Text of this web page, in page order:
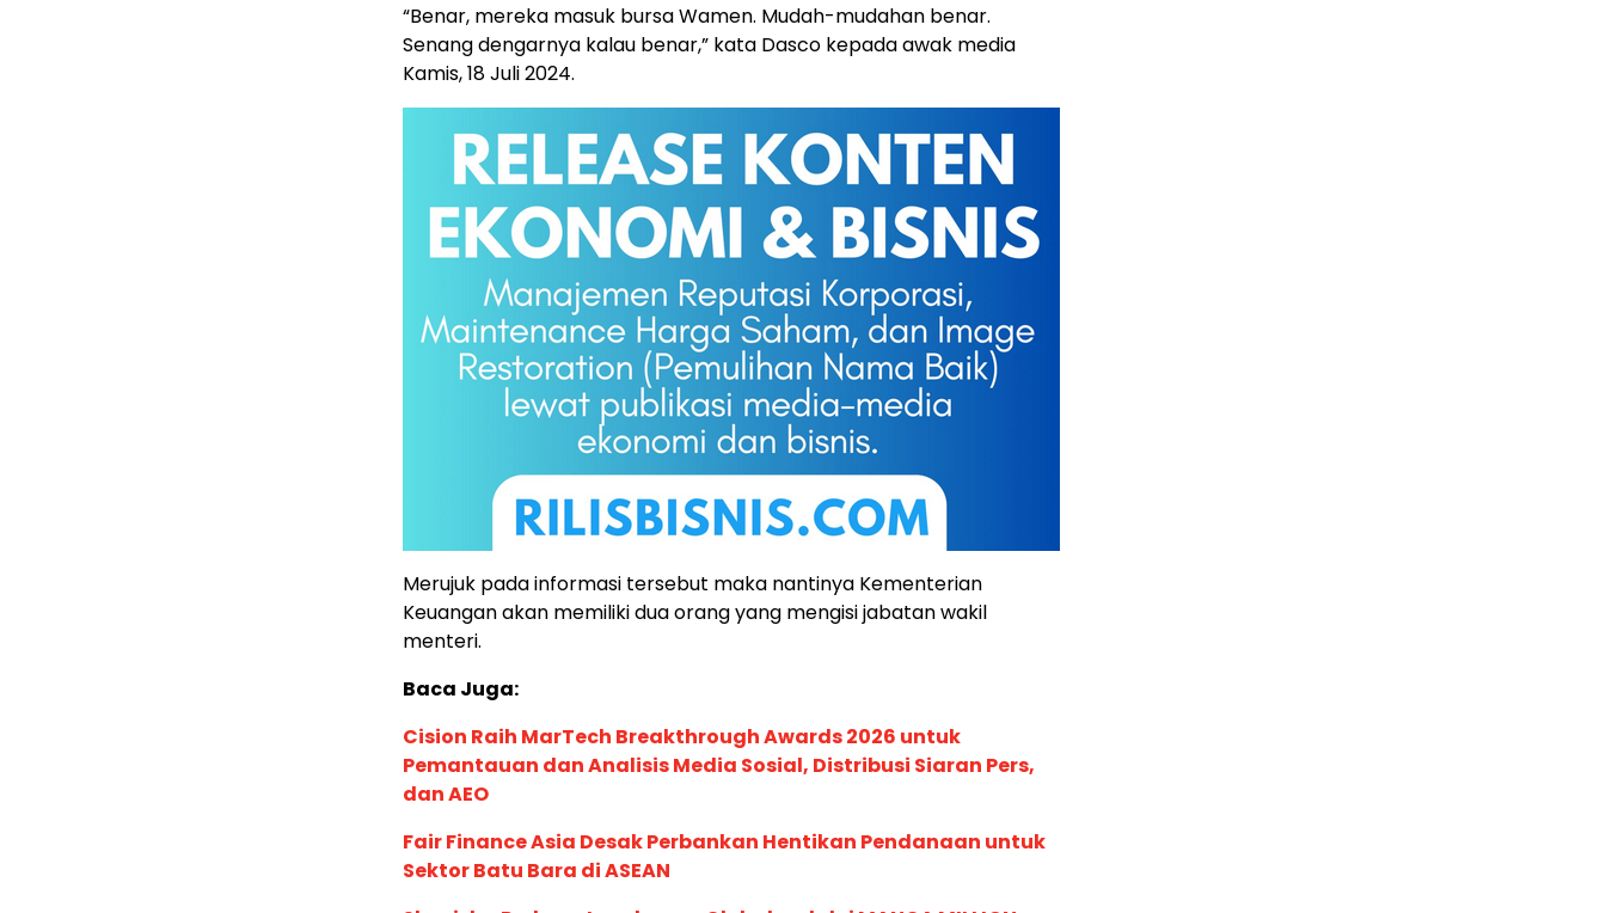
“Benar, mereka masuk bursa Wamen. Mudah-mudahan benar.
Senang dengarnya kalau benar,” kata Dasco kepada awak media
Kamis, 18 Juli 2024.
Merujuk pada informasi tersebut maka nantinya Kementerian
Keuangan akan memiliki dua orang yang mengisi jabatan wakil
menteri.
Baca Juga:
Cision Raih MarTech Breakthrough Awards 2026 untuk
Pemantauan dan Analisis Media Sosial, Distribusi Siaran Pers,
dan AEO
Fair Finance Asia Desak Perbankan Hentikan Pendanaan untuk
Sektor Batu Bara di ASEAN